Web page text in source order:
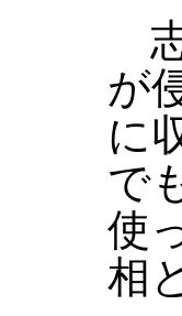
が
に
で
使
相